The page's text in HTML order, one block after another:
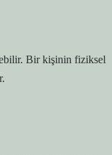
Bir kişinin fiziksel